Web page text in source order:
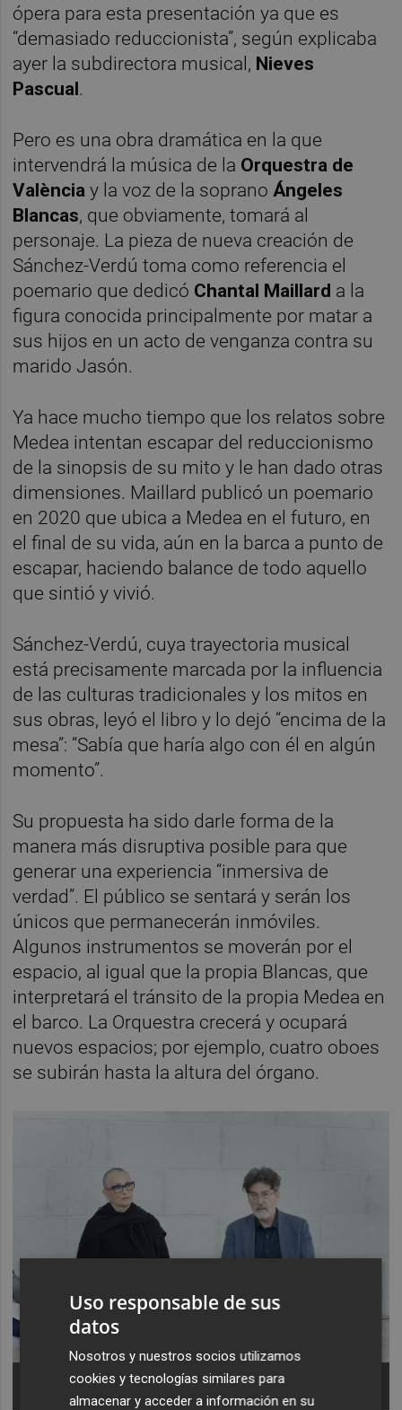
ópera para esta presentación ya que es
“demasiado reduccionista”, según explicaba
ayer la subdirectora musical, Nieves
Pascual.
Pero es una obra dramática en la que
intervendrá la música de la Orquestra de
València y la voz de la soprano Ángeles
Blancas, que obviamente, tomará al
personaje. La pieza de nueva creación de
Sánchez-Verdú toma como referencia el
poemario que dedicó Chantal Maillard a la
figura conocida principalmente por matar a
sus hijos en un acto de venganza contra su
marido Jasón.
Ya hace mucho tiempo que los relatos sobre
Medea intentan escapar del reduccionismo
de la sinopsis de su mito y le han dado otras
dimensiones. Maillard publicó un poemario
en 2020 que ubica a Medea en el futuro, en
el final de su vida, aún en la barca a punto de
escapar, haciendo balance de todo aquello
que sintió y vivió.
Sánchez-Verdú, cuya trayectoria musical
está precisamente marcada por la influencia
de las culturas tradicionales y los mitos en
sus obras, leyó el libro y lo dejó “encima de la
mesa”: “Sabía que haría algo con él en algún
momento”.
Su propuesta ha sido darle forma de la
manera más disruptiva posible para que
generar una experiencia “inmersiva de
verdad”. El público se sentará y serán los
únicos que permanecerán inmóviles.
Algunos instrumentos se moverán por el
espacio, al igual que la propia Blancas, que
interpretará el tránsito de la propia Medea en
el barco. La Orquestra crecerá y ocupará
nuevos espacios; por ejemplo, cuatro oboes
se subirán hasta la altura del órgano.
Jose María Sánchez-Verdú y Ángeles Blancas. -
Foto: LIVE MUSIC VALENCIA
Uso responsable de sus
datos
Nosotros y nuestros socios utilizamos
cookies y tecnologías similares para
almacenar y acceder a información en su